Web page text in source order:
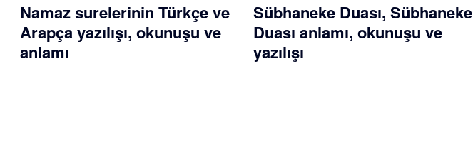
Namaz surelerinin Türkçe ve
Arapça yazılışı, okunuşu ve
anlamı
Sübhaneke Duası, Sübhaneke
Duası anlamı, okunuşu ve
yazılışı